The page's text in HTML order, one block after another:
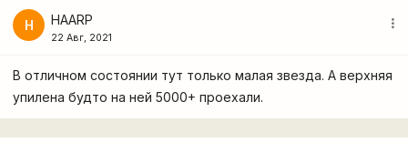
H HAARP
22 Авг, 2021
more_vert
В отличном состоянии тут только малая звезда. А верхняя
упилена будто на ней 5000+ проехали.